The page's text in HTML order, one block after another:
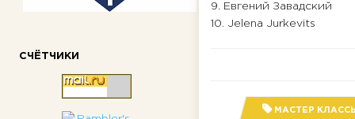
СЧЁТЧИКИ
9. Евгений Завадский
10. Jelena Jurkevits
МАСТЕР